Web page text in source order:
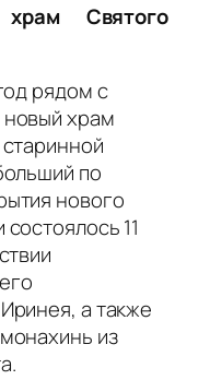
Святого
рядом с
храм
по
нового
11
а также
из